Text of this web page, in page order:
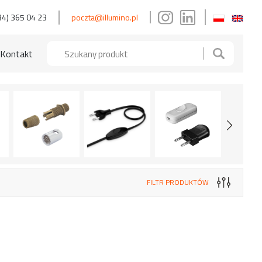
365 04 23 poczta@illumino.pl
Kontakt
FILTR PRODUKTÓW